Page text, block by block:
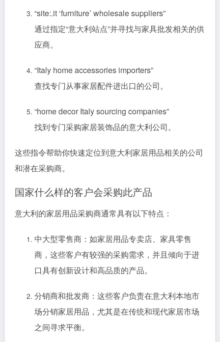
“site:.it ‘furniture’ wholesale suppliers”
通过指定“意大利站点”并寻找与家具批发相关的供
应商。
“Italy home accessories importers”
查找专门从事家居配件进出口的公司。
“home decor Italy sourcing companies”
找到专门采购家居装饰品的意大利公司。
这些指令帮助你快速定位到意大利家居用品相关的公司
和潜在采购商。
国家什么样的客户会采购此产品
意大利的家居用品采购商通常具有以下特点：
中大型零售商：如家居用品专卖店、家具零售
商，这些客户有较强的采购需求，并且倾向于进
口具有创新设计和高品质的产品。
分销商和批发商：这些客户负责在意大利本地市
场分销家居用品，尤其是在传统和现代家居市场
之间寻求平衡。